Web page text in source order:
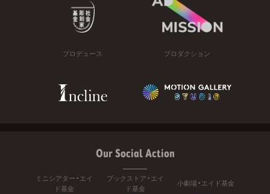
プロデュース プロダクション
Our Social Action
ミニシアター・エイ
ド基金
ブックストア・エイ
ド基金
小劇場・エイド基金